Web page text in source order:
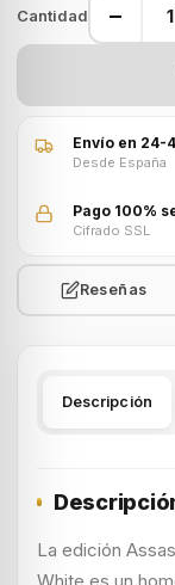
Cantidad −
Envío en 24-
Desde España
Pago 100%
Cifrado SSL
Reseñas
Descripción
La edición
White es un